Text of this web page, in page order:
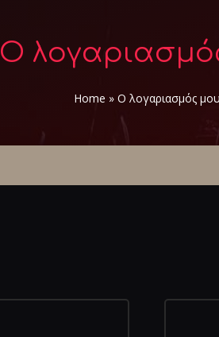
Ο
Home » Ο λογαριασμός μου